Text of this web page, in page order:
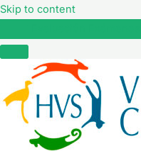
Skip to content